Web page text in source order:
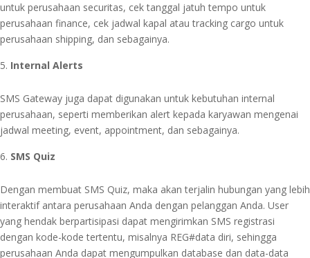
untuk perusahaan securitas, cek tanggal jatuh tempo untuk
perusahaan finance, cek jadwal kapal atau tracking cargo untuk
perusahaan shipping, dan sebagainya.
Internal Alerts
SMS Gateway juga dapat digunakan untuk kebutuhan internal
perusahaan, seperti memberikan alert kepada karyawan mengenai
jadwal meeting, event, appointment, dan sebagainya.
SMS Quiz
Dengan membuat SMS Quiz, maka akan terjalin hubungan yang lebih
interaktif antara perusahaan Anda dengan pelanggan Anda. User
yang hendak berpartisipasi dapat mengirimkan SMS registrasi
dengan kode-kode tertentu, misalnya REG#data diri, sehingga
perusahaan Anda dapat mengumpulkan database dan data-data